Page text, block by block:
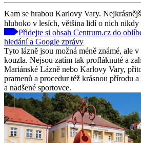
Kam se hrabou Karlovy Vary.
hluboko v lesích, většina lidí o nich nikdy
Přidejte si obsah Centrum.cz do
hledání a Google zprávy
Tyto lázně jsou možná méně známé, ale
kouzla. Nejsou zatím tak profláknuté a
Mariánské Lázně nebo Karlovy Vary,
pramenů a procedur též krásnou přírodu
a nadšené sportovce.